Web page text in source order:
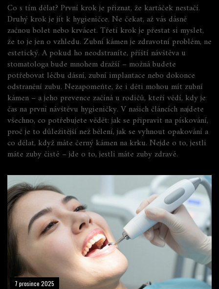
Co s tím dělat? První krok je přiznat, že kartáček nestačí.
Druhý krok je jít k hygieničce. Ne čekat, až vás dásně
začnou bolet nebo krvácet. Třetí krok je přestat si myslet,
že to je jen o vzhledu. Zubní kámen je zdravotní problém, ne
estetický. A pokud ho neodstraníte, příští návštěva u
stomatologa bude mnohem dražší – možná budete
potřebovat léčbu dásní, zubní implantace nebo dokonce
odstranění zubu. Nezapomeňte, že i děti mohou mít zubní
kámen – a jeho prevence začíná u rodičů, kteří vědí, kdy je
čas na první návštěvu hygieničky. V našich článcích najdete
všechno, co potřebujete vědět: jak se připravit na pískování,
proč je to důležitější než bělení, jak se vyhnout opakování a
co dělat, když máte černý kámen na krku. Nejde o to, jestli
máte zuby čisté – jde o to, jestli máte zuby zdravé.
7 prosince 2025